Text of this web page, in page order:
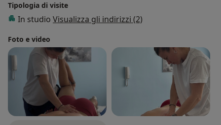
Tipologia di visite
In studio Visualizza gli indirizzi (2)
Foto e video